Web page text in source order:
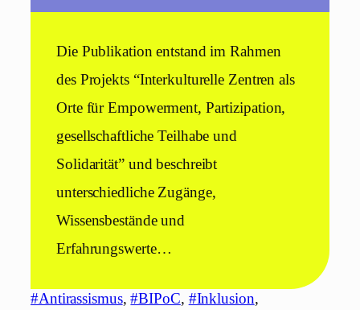
Die Publikation entstand im Rahmen
des Projekts “Interkulturelle Zentren als
Orte für Empowerment, Partizipation,
gesellschaftliche Teilhabe und
Solidarität” und beschreibt
unterschiedliche Zugänge,
Wissensbestände und
Erfahrungswerte…
#Antirassismus, #BIPoC, #Inklusion